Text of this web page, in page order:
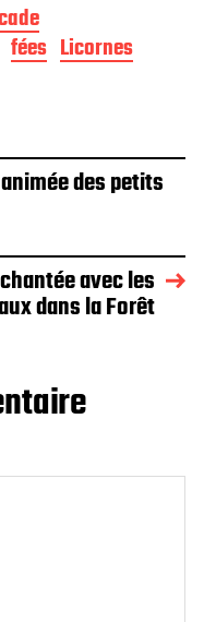
fées Licornes
des petits
avec les
dans la Forêt